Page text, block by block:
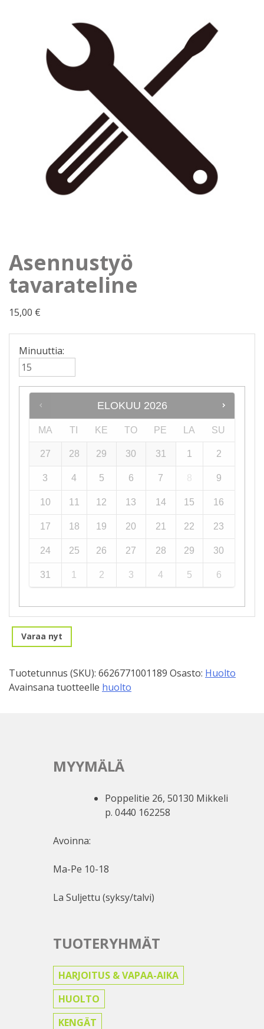
Asennustyö
tavarateline
15,00 €
Minuuttia:
ELOKUU 2026
MA TI KE TO PE LA SU
27 28 29 30 31 1 2
3 4 5 6 7 8 9
10 11 12 13 14 15 16
17 18 19 20 21 22 23
24 25 26 27 28 29 30
31 1 2 3 4 5 6
Varaa nyt
Tuotetunnus (SKU): 6626771001189 Osasto: Huolto
Avainsana tuotteelle huolto
MYYMÄLÄ
Poppelitie 26, 50130 Mikkeli
p. 0440 162258
Avoinna:
Ma-Pe 10-18
La Suljettu (syksy/talvi)
TUOTERYHMÄT
HARJOITUS & VAPAA-AIKA
HUOLTO
KENGÄT